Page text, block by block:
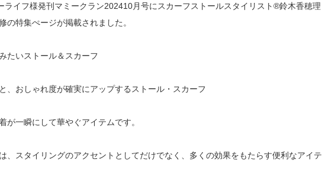
ライフ様発刊マミークラン202410月号にスカーフストールスタイリスト®鈴木香穂理
の特集ぺージが掲載されました。
たいストール＆スカーフ
、おしゃれ度が確実にアップするストール・スカーフ
が一瞬にして華やぐアイテムです。
、スタイリングのアクセントとしてだけでなく、多くの効果をもたらす便利なアイテ